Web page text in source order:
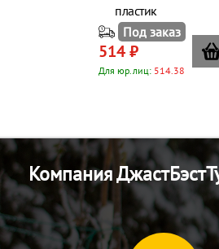
пластик
Под заказ
514 ₽
Для юр.лиц: 514.38
Компания